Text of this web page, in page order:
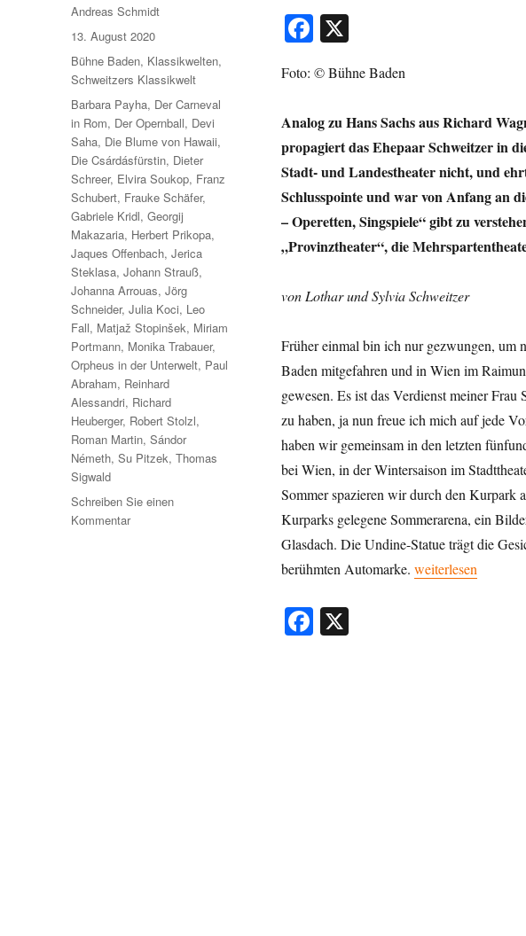
Fa
bo
ok
X
Foto: © Bühne Baden
Analog zu Hans Sachs aus Richard
propagiert das Ehepaar Schweitzer in
Stadt- und Landestheater nicht, und
Schlusspointe und war von Anfang an
– Operetten, Singspiele“ gibt zu
„Provinztheater“, die
von Lothar und Sylvia Schweitzer
Früher einmal bin ich nur gezwungen, um
Baden mitgefahren und in Wien im
gewesen. Es ist das Verdienst meiner
zu haben, ja nun freue ich mich auf jede
haben wir gemeinsam in den letzten
bei Wien, in der Wintersaison im
Sommer spazieren wir durch den Kurpark
Kurparks gelegene Sommerarena, ein
Glasdach. Die Undine-Statue trägt die
berühmten Automarke. „Verachtet mir die
weiterlesen
Fa X
Autor
Andreas Schmidt
Veröffentlicht
am
13. August 2020
Kategorien
Bühne Baden, Klassikwelten,
Schweitzers Klassikwelt
Schlagwörter
Barbara Payha, Der Carneval
in Rom, Der Opernball, Devi
Saha, Die Blume von Hawaii,
Die Csárdásfürstin, Dieter
Schreer, Elvira Soukop, Franz
Schubert, Frauke Schäfer,
Gabriele Kridl,Georgij
Makazaria, Herbert Prikopa,
Jaques Offenbach,Jerica
Steklasa,Johann Strauß,
Johanna Arrouas,Jörg
Schneider,Julia Koci, Leo
Fall, Matjaž Stopinšek, Miriam
Portmann, Monika Trabauer,
Orpheus in der Unterwelt, Paul
Abraham, Reinhard
Alessandri, Richard
Heuberger, Robert Stolzl,
Roman Martin,Sándor
Németh,Su Pitzek,Thomas
Sigwald
Schreiben Sie einen
Kommentarzu